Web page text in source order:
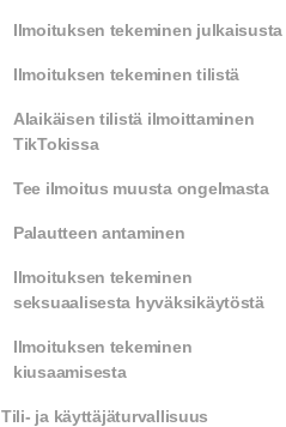
Ilmoituksen tekeminen julkaisusta
Ilmoituksen tekeminen tilistä
Alaikäisen tilistä ilmoittaminen
TikTokissa
Tee ilmoitus muusta ongelmasta
Palautteen antaminen
Ilmoituksen tekeminen
seksuaalisesta hyväksikäytöstä
Ilmoituksen tekeminen
kiusaamisesta
Tili- ja käyttäjäturvallisuus